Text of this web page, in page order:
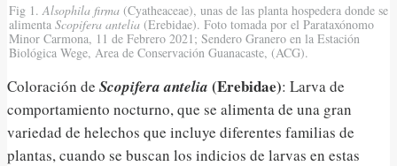
Fig 1.Alsophila firma (Cyatheaceae), unas de las planta hospedera donde se
alimenta Scopifera antelia (Erebidae). Foto tomada por el Parataxónomo
Minor Carmona, 11 de Febrero 2021; Sendero Granero en la Estación
Biológica Wege, Area de Conservación Guanacaste, (ACG).
Coloración de Scopifera antelia (Erebidae): Larva de
comportamiento nocturno, que se alimenta de una gran
variedad de helechos que incluye diferentes familias de
plantas, cuando se buscan los indicios de larvas en estas